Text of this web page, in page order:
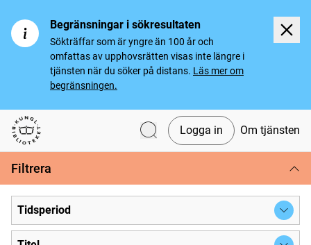
Begränsningar i sökresultaten
Sökträffar som är yngre än 100 år och
omfattas av upphovsrätten visas inte längre i
tjänsten när du söker på distans. Läs mer om
begränsningen.
Svenska tidningar
Logga in Om tjänsten
Filtrera
Tidsperiod